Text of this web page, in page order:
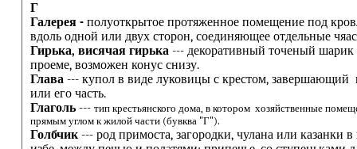
Г
Галерея - полуоткрытое протяженное помещение под
вдоль одной или двух сторон, соединяющее отдельные
Гирька, висячая гирька--- декоративный точеный шарик
проеме, возможен конус снизу.
Глава --- купол в виде луковицы с крестом, завершающий
или его часть.
Глаголь--- тип крестьянского дома, в котором хозяйственные
прямым углом к жилой части (бувква "Г").
Голбчик--- род примоста, загородки, чулана или казанки в